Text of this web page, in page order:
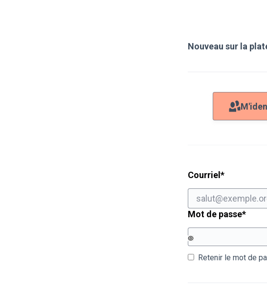
Nouveau sur la
Courriel *Champ
Mot de passe*
Retenir le mot de